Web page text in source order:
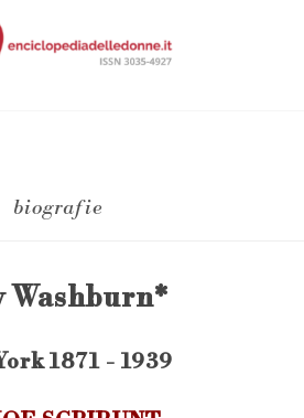
biografie
Washburn*
1871 - 1939